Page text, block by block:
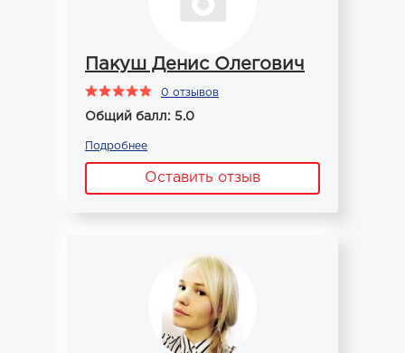
Пакуш Денис Олегович
0 отзывов
Общий балл: 5.0
Подробнее
Оставить отзыв